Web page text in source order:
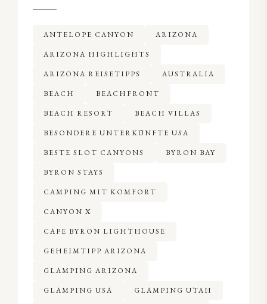
ANTELOPE CANYON ARIZONA
ARIZONA HIGHLIGHTS
ARIZONA REISETIPPS AUSTRALIA
BEACH BEACHFRONT
BEACH RESORT BEACH VILLAS
BESONDERE UNTERKÜNFTE USA
BESTE SLOT CANYONS BYRON BAY
BYRON STAYS
CAMPING MIT KOMFORT
CANYON X
CAPE BYRON LIGHTHOUSE
GEHEIMTIPP ARIZONA
GLAMPING ARIZONA
GLAMPING USA GLAMPING UTAH